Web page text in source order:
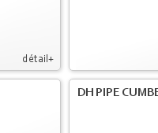
détail+
DH PIPE